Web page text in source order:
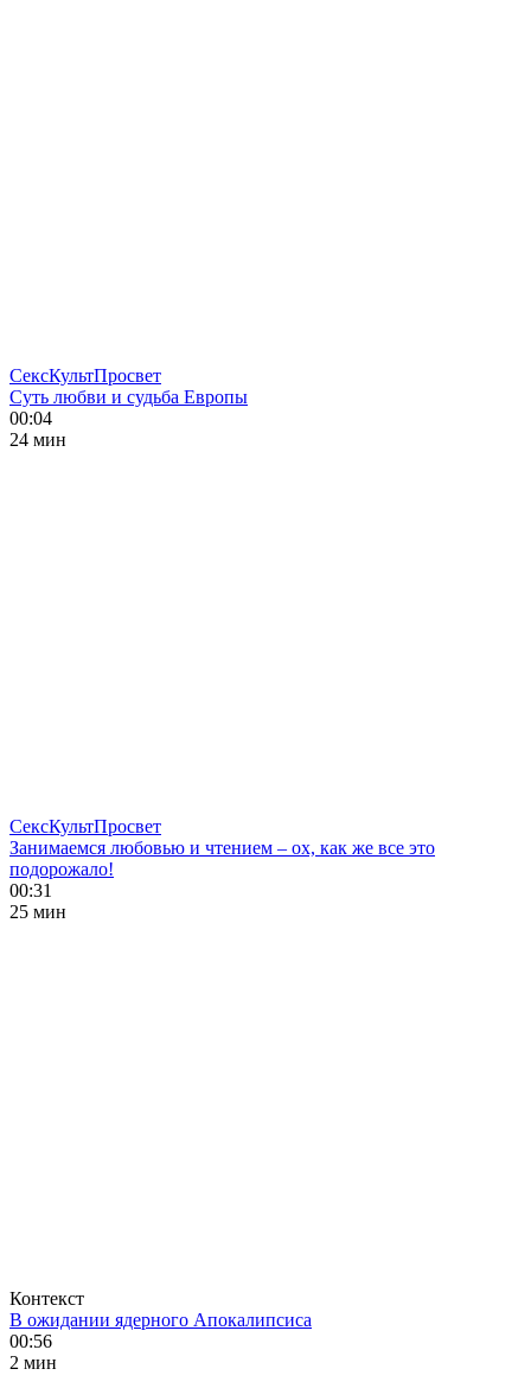
СексКультПросвет
Суть любви и судьба Европы
00:04
24 мин
СексКультПросвет
Занимаемся любовью и чтением – ох, как же все это
подорожало!
00:31
25 мин
Контекст
В ожидании ядерного Апокалипсиса
00:56
2 мин